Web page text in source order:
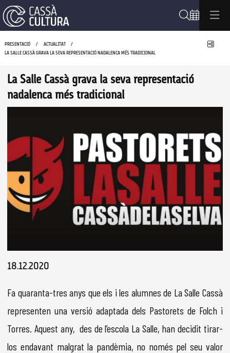
PRESENTACIÓ
ACTUALITAT
LA SALLE CASSÀ GRAVA LA SEVA REPRESENTACIÓ NADALENCA MÉS TRADICIONAL
La Salle Cassà grava la seva representació
nadalenca més tradicional
18.12.2020
Fa quaranta-tres anys que els i les alumnes de La Salle Cassà
representen una versió adaptada dels Pastorets de Folch i
Torres. Aquest any, des de l’escola La Salle, han decidit tirar-
los endavant malgrat la pandèmia, no només pel seu valor